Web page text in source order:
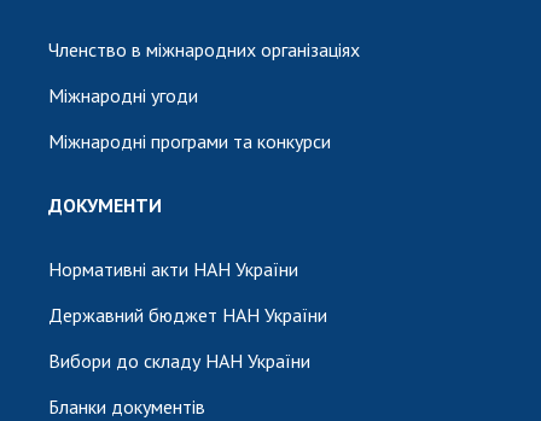
Членство в міжнародних організаціях
Міжнародні угоди
Міжнародні програми та конкурси
ДОКУМЕНТИ
Нормативні акти НАН України
Державний бюджет НАН України
Вибори до складу НАН України
Бланки документів